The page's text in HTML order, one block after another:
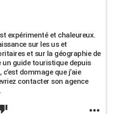
expérimenté et chaleureux.
sur les us et
et sur la géographie de
guide touristique depuis
dommage que j’aie
contacter son agence